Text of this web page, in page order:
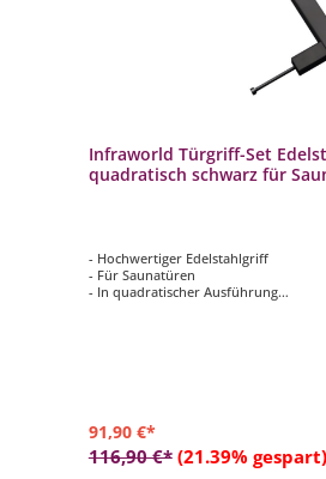
Infraworld Türgriff-Set
quadratisch schwarz für
- Hochwertiger Edelstahlgriff
- Für Saunatüren
- In quadratischer Ausführung
91,90 €*
116,90 €* (21.39% gespart)